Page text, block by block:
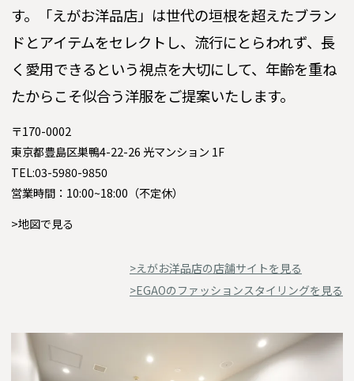
す。「えがお洋品店」は世代の垣根を超えたブラン
ドとアイテムをセレクトし、流行にとらわれず、長
く愛用できるという視点を大切にして、年齢を重ね
たからこそ似合う洋服をご提案いたします。
〒170-0002
東京都豊島区巣鴨4-22-26 光マンション 1F
TEL:03-5980-9850
営業時間：10:00~18:00（不定休）
>地図で見る
>えがお洋品店の店舗サイトを見る
>EGAOのファッションスタイリングを見る